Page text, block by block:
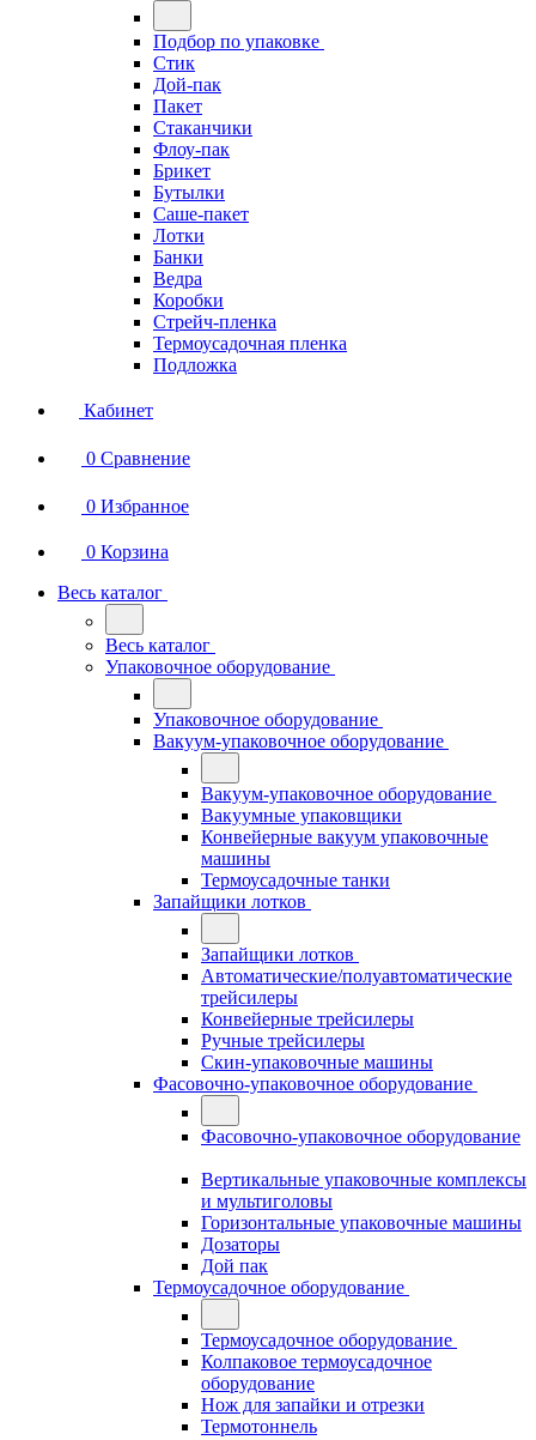
Подбор по упаковке
Стик
Дой-пак
Пакет
Стаканчики
Флоу-пак
Брикет
Бутылки
Саше-пакет
Лотки
Банки
Ведра
Коробки
Стрейч-пленка
Термоусадочная пленка
Подложка
Кабинет
0 Сравнение
0 Избранное
0 Корзина
Весь каталог
Весь каталог
Упаковочное оборудование
Упаковочное оборудование
Вакуум-упаковочное оборудование
Вакуум-упаковочное оборудование
Вакуумные упаковщики
Конвейерные вакуум упаковочные
машины
Термоусадочные танки
Запайщики лотков
Запайщики лотков
Автоматические/полуавтоматические
трейсилеры
Конвейерные трейсилеры
Ручные трейсилеры
Скин-упаковочные машины
Фасовочно-упаковочное оборудование
Фасовочно-упаковочное оборудование
Вертикальные упаковочные комплексы
и мультиголовы
Горизонтальные упаковочные машины
Дозаторы
Дой пак
Термоусадочное оборудование
Термоусадочное оборудование
Колпаковое термоусадочное
оборудование
Нож для запайки и отрезки
Термотоннель